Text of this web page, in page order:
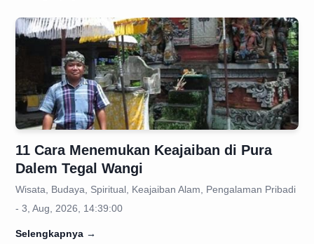
11 Cara Menemukan Keajaiban di Pura
Dalem Tegal Wangi
Wisata, Budaya, Spiritual, Keajaiban Alam, Pengalaman Pribadi
- 3, Aug, 2026, 14:39:00
Selengkapnya →